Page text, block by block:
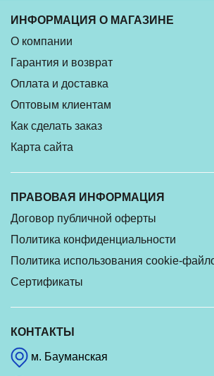
ИНФОРМАЦИЯ О МАГАЗИНЕ
О компании
Гарантия и возврат
Оплата и доставка
Оптовым клиентам
Как сделать заказ
Карта сайта
ПРАВОВАЯ ИНФОРМАЦИЯ
Договор публичной оферты
Политика конфиденциальности
Политика использования cookie-
Сертификаты
КОНТАКТЫ
м. Бауманская